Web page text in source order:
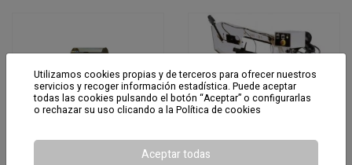
Utilizamos cookies propias y de terceros para ofrecer nuestros
servicios y recoger información estadística. Puede aceptar
todas las cookies pulsando el botón “Aceptar” o configurarlas
o rechazar su uso clicando a laPolítica de cookies
Aceptar todas